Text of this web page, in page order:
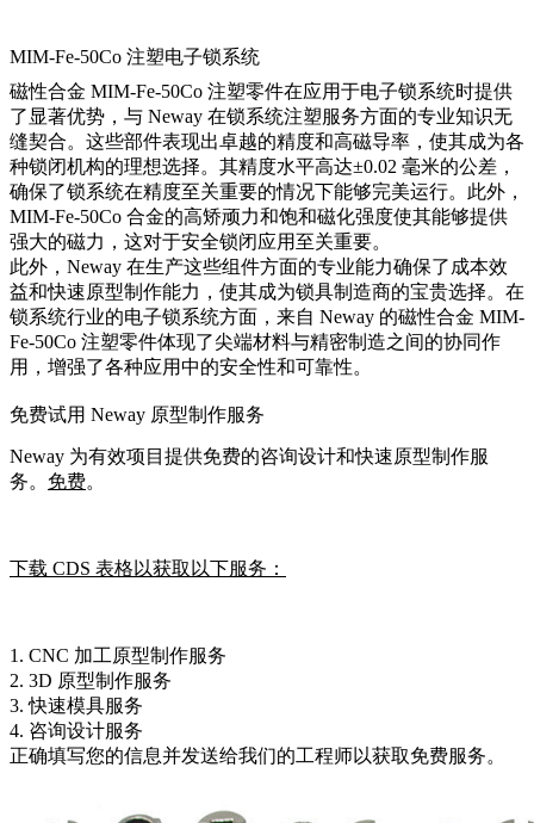
MIM-Fe-50Co 注塑电子锁系统
磁性合金 MIM-Fe-50Co 注塑零件在应用于电子锁系统时提供
了显著优势，与 Neway 在锁系统注塑服务方面的专业知识无
缝契合。这些部件表现出卓越的精度和高磁导率，使其成为各
种锁闭机构的理想选择。其精度水平高达±0.02 毫米的公差，
确保了锁系统在精度至关重要的情况下能够完美运行。此外，
MIM-Fe-50Co 合金的高矫顽力和饱和磁化强度使其能够提供
强大的磁力，这对于安全锁闭应用至关重要。
此外，Neway 在生产这些组件方面的专业能力确保了成本效
益和快速原型制作能力，使其成为锁具制造商的宝贵选择。在
锁系统行业的电子锁系统方面，来自 Neway 的磁性合金 MIM-
Fe-50Co 注塑零件体现了尖端材料与精密制造之间的协同作
用，增强了各种应用中的安全性和可靠性。
免费试用 Neway 原型制作服务
Neway 为有效项目提供免费的咨询设计和快速原型制作服
务。 免费。
下载 CDS 表格以获取以下服务：
1. CNC 加工原型制作服务
2. 3D 原型制作服务
3.快速模具服务
4. 咨询设计服务
正确填写您的信息并发送给我们的工程师以获取免费服务。